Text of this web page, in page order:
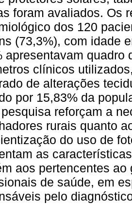
foram avaliados. Os
dos 120
(73,3%), com idade
apresentavam
clínicos
de alterações
por 15,83% da
reforçam a
rurais quanto
do uso de
as
aos pertencentes
de saúde, em
pelo